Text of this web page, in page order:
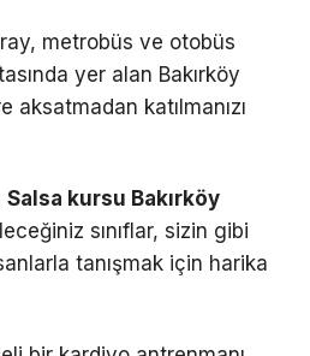
metrobüs ve otobüs
yer alan Bakırköy
aksatmadan katılmanızı
Salsa kursu Bakırköy
sınıflar, sizin gibi
tanışmak için harika